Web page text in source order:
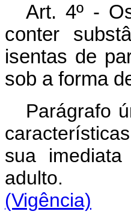
Art. 4º -
conter
isentas de
sob a forma
Parágrafo
sua
(Vigência)